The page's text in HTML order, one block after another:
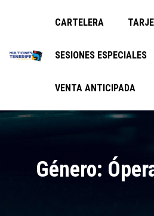
CARTELERA
SESIONES ESPECIALES
VENTA ANTICIPADA
Género: